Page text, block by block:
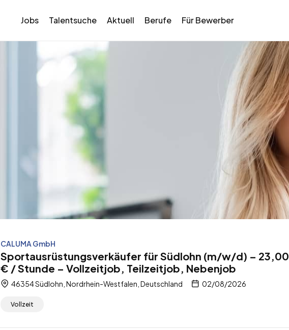
Jobs Talentsuche Aktuell Berufe Für Bewerber
CALUMA GmbH
Sportausrüstungsverkäufer für Südlohn (m/w/d) – 23,00
€ / Stunde – Vollzeitjob, Teilzeitjob, Nebenjob
46354 Südlohn, Nordrhein-Westfalen, Deutschland 02/08/2026
Vollzeit